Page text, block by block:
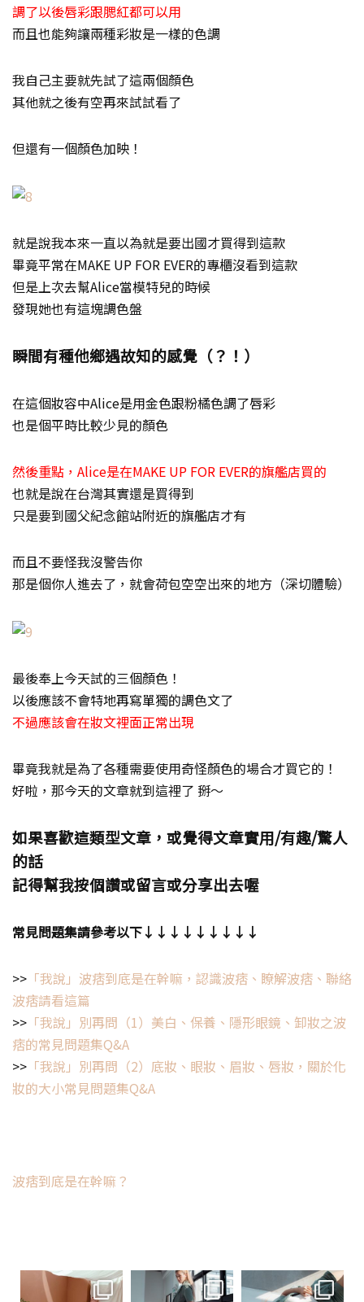
調了以後唇彩跟腮紅都可以用
而且也能夠讓兩種彩妝是一樣的色調
我自己主要就先試了這兩個顏色
其他就之後有空再來試試看了
但還有一個顏色加映！
就是說我本來一直以為就是要出國才買得到這款
畢竟平常在MAKE UP FOR EVER的專櫃沒看到這款
但是上次去幫Alice當模特兒的時候
發現她也有這塊調色盤
瞬間有種他鄉遇故知的感覺（？！）
在這個妝容中Alice是用金色跟粉橘色調了唇彩
也是個平時比較少見的顏色
然後重點，Alice是在MAKE UP FOR EVER的旗艦店買的
也就是說在台灣其實還是買得到
只是要到國父紀念館站附近的旗艦店才有
而且不要怪我沒警告你
那是個你人進去了，就會荷包空空出來的地方（深切體驗）
最後奉上今天試的三個顏色！
以後應該不會特地再寫單獨的調色文了
不過應該會在妝文裡面正常出現
畢竟我就是為了各種需要使用奇怪顏色的場合才買它的！
好啦，那今天的文章就到這裡了 掰～
如果喜歡這類型文章，或覺得文章實用/有趣/驚人
的話
記得幫我按個讚或留言或分享出去喔
常見問題集請參考以下↓↓↓↓↓↓↓↓↓
>> 「我說」波痞到底是在幹嘛，認識波痞、瞭解波痞、聯絡
波痞請看這篇
>> 「我說」別再問（1）美白、保養、隱形眼鏡、卸妝之波
痞的常見問題集Q&A
>> 「我說」別再問（2）底妝、眼妝、眉妝、唇妝，關於化
妝的大小常見問題集Q&A
波痞到底是在幹嘛？